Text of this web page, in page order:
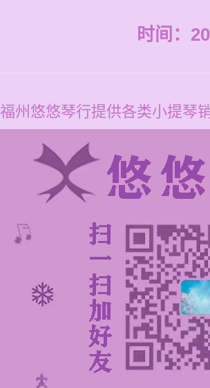
时间：
福州悠悠琴行提供各类小提琴